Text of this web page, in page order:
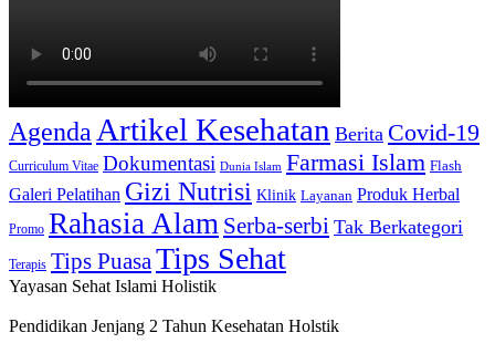
Agenda Artikel Kesehatan Berita Covid-19
Curriculum Vitae Dokumentasi Dunia Islam Farmasi Islam Flash
Galeri Pelatihan Gizi Nutrisi Klinik Layanan Produk Herbal
Promo Rahasia Alam Serba-serbi Tak Berkategori
Terapis Tips PuasaTips Sehat
Yayasan Sehat Islami Holistik
Pendidikan Jenjang 2 Tahun Kesehatan Holstik